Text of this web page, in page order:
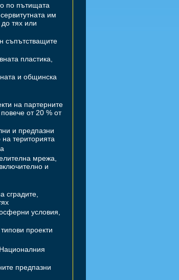
по пътищата
им
тях или
съпътстващите
пластика,
и общинска
на партерните
от 20 % от
и предпазни
територията
мрежа,
и
сградите,
условия,
проекти
предпазни